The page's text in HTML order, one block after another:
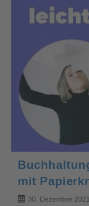
mit
30. Dezember 2021